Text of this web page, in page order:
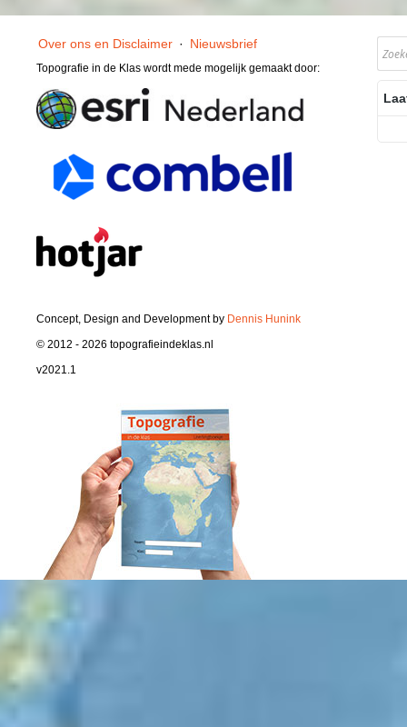
Over ons en Disclaimer · Nieuwsbrief
Topografie in de Klas wordt mede mogelijk gemaakt door:
Concept, Design and Development by Dennis Hunink
© 2012 - 2026 topografieindeklas.nl
v2021.1